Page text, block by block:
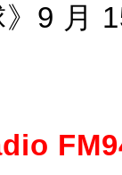
》9 月